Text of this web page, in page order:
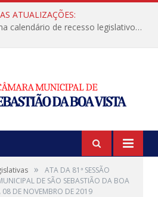
ATUALIZAÇÕES:
Câmara Municipal informa calendário de recesso legislativo de julho
»
ATA DA 81ª SESSÃO
DE SÃO SEBASTIÃO DA BOA
DE NOVEMBRO DE 2019